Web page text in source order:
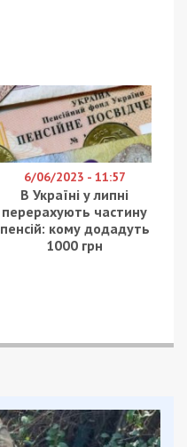
6/06/2023 - 11:57
В Україні у липні
перерахують частину
пенсій: кому додадуть
1000 грн